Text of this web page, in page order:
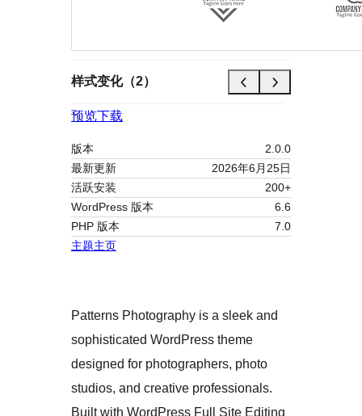
样式变化（2）
预览下载
版本
2.0.0
最新更新
2026年6月25日
活跃安装
200+
WordPress 版本
6.6
PHP 版本
7.0
主题主页
Patterns Photography is a sleek and
sophisticated WordPress theme
designed for photographers, photo
studios, and creative professionals.
Built with WordPress Full Site Editing